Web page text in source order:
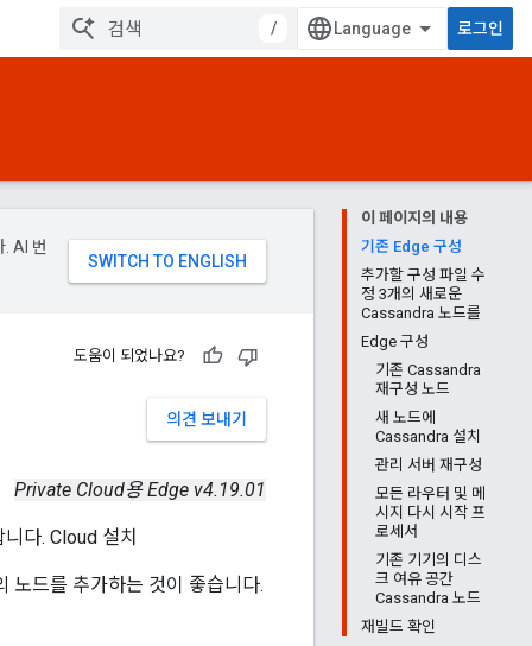
/ 로그인
이 페이지의 내용
기존 Edge 구성
추가할 구성 파일 수
정 3개의 새로운
Cassandra 노드를
Edge 구성
기존 Cassandra
재구성 노드
새 노드에
Cassandra 설치
관리 서버 재구성
모든 라우터 및 메
시지 다시 시작 프
로세서
기존 기기의 디스
크 여유 공간
Cassandra 노드
재빌드 확인
AI 번
도움이 되었나요?
의견 보내기
Private Cloud용 Edge v4.19.01
다. Cloud 설치
노드를 추가하는 것이 좋습니다.